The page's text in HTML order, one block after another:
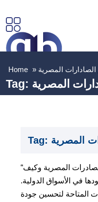
Home » المصرية
Tag: المصرية
Tag: المصرية
“تعرف على مبادرات دعم الصادرات المصرية وكيف
في الأسواق الدولية.
المتاحة لتحسين جودة